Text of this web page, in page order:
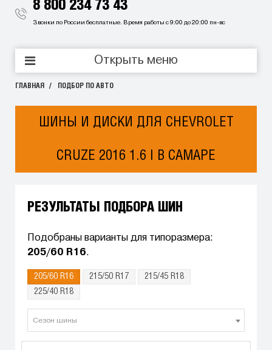
8 800 234 73 43
Звонки по России бесплатные. Время работы с 9:00 до 20:00 пн-вс
Открыть меню
ГЛАВНАЯ ПОДБОР ПО АВТО
ШИНЫ И ДИСКИ ДЛЯ CHEVROLET
CRUZE 2016 1.6 I В САМАРЕ
РЕЗУЛЬТАТЫ ПОДБОРА ШИН
Подобраны варианты для типоразмера:
205/60 R16.
205/60 R16 215/50 R17
215/45 R18
225/40 R18
Сезон шины